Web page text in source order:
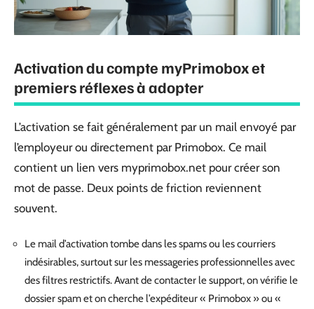
Activation du compte myPrimobox et
premiers réflexes à adopter
L’activation se fait généralement par un mail envoyé par
l’employeur ou directement par Primobox. Ce mail
contient un lien vers myprimobox.net pour créer son
mot de passe. Deux points de friction reviennent
souvent.
Le mail d’activation tombe dans les spams ou les courriers
indésirables, surtout sur les messageries professionnelles avec
des filtres restrictifs. Avant de contacter le support, on vérifie le
dossier spam et on cherche l’expéditeur « Primobox » ou «